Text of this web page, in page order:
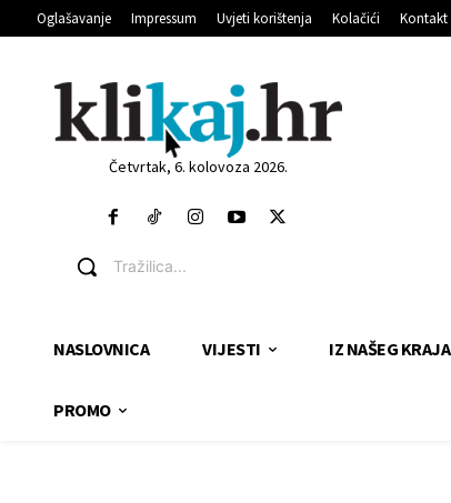
Oglašavanje Impressum Uvjeti korištenja Kolačići Kontakt
Četvrtak, 6. kolovoza 2026.
Tražilica...
NASLOVNICA VIJESTI IZ NAŠEG KRAJA
PROMO